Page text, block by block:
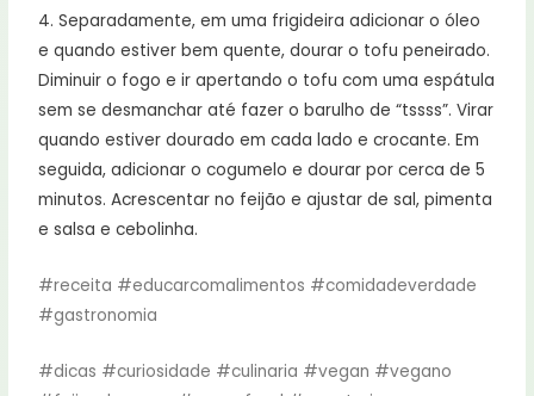
4. Separadamente, em uma frigideira adicionar o óleo
e quando estiver bem quente, dourar o tofu peneirado.
Diminuir o fogo e ir apertando o tofu com uma espátula
sem se desmanchar até fazer o barulho de “tssss”. Virar
quando estiver dourado em cada lado e crocante. Em
seguida, adicionar o cogumelo e dourar por cerca de 5
minutos. Acrescentar no feijão e ajustar de sal, pimenta
e salsa e cebolinha.
#receita #educarcomalimentos #comidadeverdade
#gastronomia
#dicas #curiosidade #culinaria #vegan #vegano